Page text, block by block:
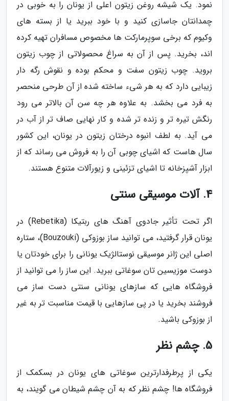
نمود. یک شیشه روغن زیتون اعلی از یونان را به خوبی در
چمدانتان جاسازی کنید و با خود ببرید یا از بسته های
وکیوم که برخی سوپرمارکت ها مخصوص مسافران تهیه کرده
اند، بخرید. پس از آن به سراغ محصولاتی از چوب زیتون
بروید. چوب زیتون سفت و محکم بوده و نقوش رگه دار
زیبایی دارد که به هر شیء ساخته شده از آن طرحی منحصر
به فرد می بخشد. به علاوه هر چه سن آن بالاتر می رود
رنگش تیره تر و زنده تر شده و کار نهایی صاف تر از آب در
می آید. به لطف انبوه درختان زیتون در یونان، این کشور
سال هاست که اشیای چوبی آن را به فروش می رساند که از
ابزار آشپزخانه تا اشیای تزئینی و زیورآلات متنوع هستند.
4. آلات موسیقی سنتی
اگر تحت تأثیر جادوی آهنگ های ربتیکا (Rebetika) در
یونان قرار گرفتید، می توانید ساز بوزوکی (Bouzouki)، ستاره
اصلی این ژانر موسیقی نوستالژیک یونانی را برای خودتان یا
دوست موزیسین تان سوغاتی ببرید. این ساز را می توانید از
فروشگاه هایی که سازهای یونانی سنتی دست ساز می
فروشند بخرید یا در پی سازهایی با قیمت مناسبت تر به غیر
از بوزوکی باشید.
5. چشم نظر
یکی از پرطرفدارترین سوغاتی های یونان در بسکمک از
فروشگاه ها! چشم نظر که به آن چشم شیطان می گویند، به